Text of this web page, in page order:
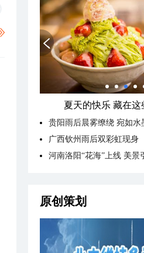
夏天的快乐 藏在这
贵阳雨后晨雾缭绕 宛如水
广西钦州雨后双彩虹现身
河南洛阳“花海”上线 美景
原创策划